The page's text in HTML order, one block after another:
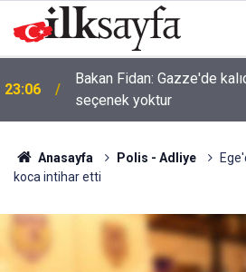
23:06
Bakan Fidan: Gazze'de
seçenek yoktur
Anasayfa Polis - Adliye
koca intihar etti